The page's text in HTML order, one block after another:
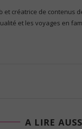
et créatrice de contenus
et les voyages en
A LIRE